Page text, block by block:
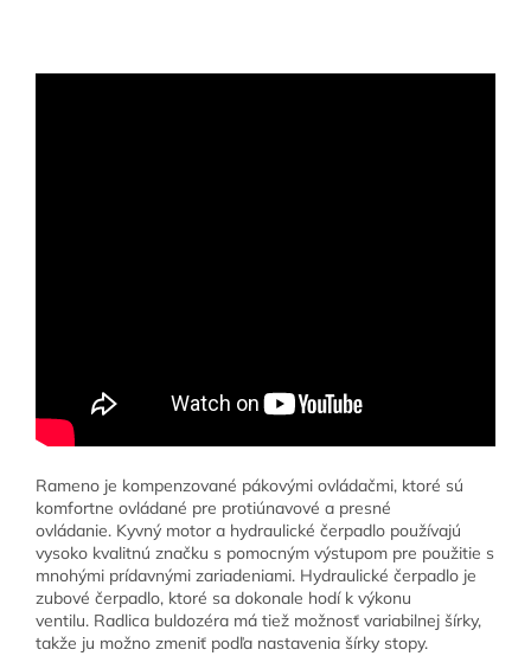
Rameno je kompenzované pákovými ovládačmi, ktoré sú
komfortne ovládané pre protiúnavové a presné
ovládanie. Kyvný motor a hydraulické čerpadlo používajú
vysoko kvalitnú značku s pomocným výstupom pre použitie s
mnohými prídavnými zariadeniami. Hydraulické čerpadlo je
zubové čerpadlo, ktoré sa dokonale hodí k výkonu
ventilu. Radlica buldozéra má tiež možnosť variabilnej šírky,
takže ju možno zmeniť podľa nastavenia šírky stopy.